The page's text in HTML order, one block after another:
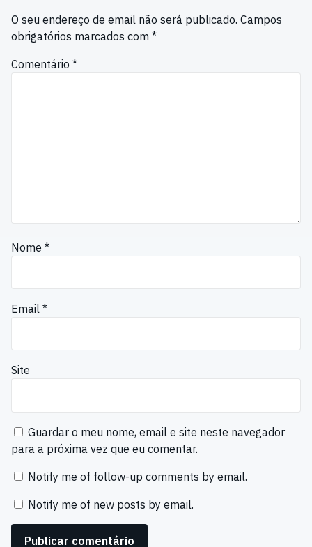
O seu endereço de email não será publicado. Campos
obrigatórios marcados com *
Comentário *
Nome *
Email *
Site
Guardar o meu nome, email e site neste navegador
para a próxima vez que eu comentar.
Notify me of follow-up comments by email.
Notify me of new posts by email.